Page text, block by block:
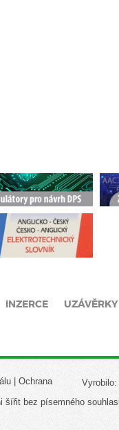
INZERCE UZÁVĚRKY
Vyrobilo:
Ochrana
bez písemného